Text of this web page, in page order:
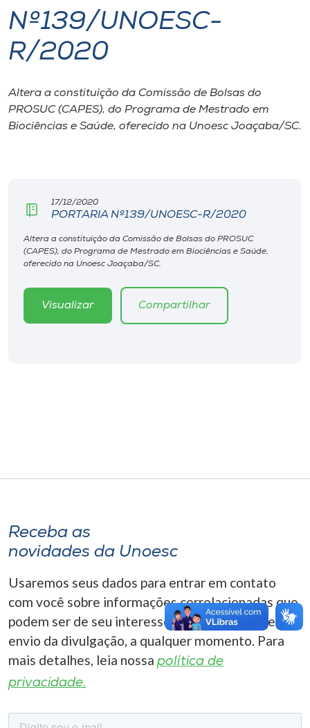
I.nova
Cultura
Editora
Museu
A-
Nº139/UNOESC-
R/2020
Altera a constituição da Comissão de Bolsas do
PROSUC (CAPES), do Programa de Mestrado em
Biociências e Saúde, oferecido na Unoesc Joaçaba/SC.
17/12/2020
PORTARIA Nº139/UNOESC-R/2020
Altera a constituição da Comissão de Bolsas do PROSUC
(CAPES), do Programa de Mestrado em Biociências e Saúde,
oferecido na Unoesc Joaçaba/SC.
Visualizar Compartilhar
Receba as
novidades da Unoesc
Usaremos seus dados para entrar em contato
com você sobre informações correlacionadas que
podem ser de seu interesse. Você pode cancelar o
envio da divulgação, a qualquer momento. Para
mais detalhes, leia nossa política de
privacidade.